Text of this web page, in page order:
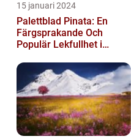
15 januari 2024
Palettblad Pinata: En
Färgsprakande Och
Populär Lekfullhet i